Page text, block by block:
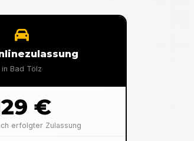
in Bad Tölz
€
erfolgter Zulassung